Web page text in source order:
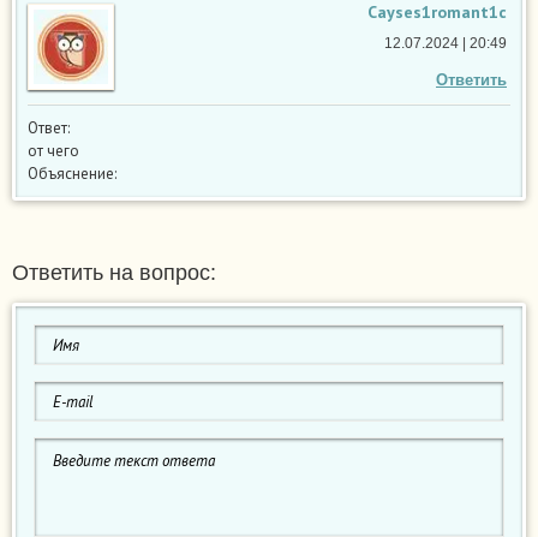
Cayses1romant1c
Ответить
12.07.2024 | 20:49
Ответ:
от чего
Объяснение:
Ответить на вопрос: